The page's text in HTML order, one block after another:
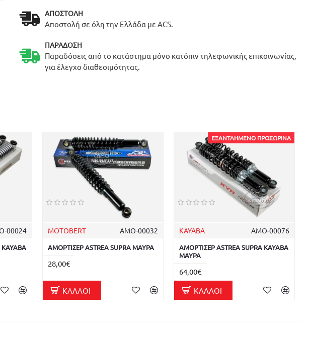
ΑΠΟΣΤΟΛΉ
Αποστολή σε όλη την Ελλάδα με ACS.
ΠΑΡΆΔΟΣΗ
Παραδόσεις από το κατάστημα μόνο κατόπιν τηλεφωνικής επικοινωνίας,
για έλεγχο διαθεσιμότητας.
00024 MOTOBERT ΑΜΟ-00032
ΑΜΟΡΤΙΣΕΡ ASTREA SUPRA ΜΑΥΡΑ
28,00€
ΚΑΛΆΘΙ
ΕΞΑΝΤΛΗΜΈΝΟ ΠΡΟΣΩΡΙΝΆ
KAYABA ΑΜΟ-00076
ΑΜΟΡΤΙΣΕΡ ASTREA SUPRA KAYABA
ΜΑΥΡΑ
64,00€
ΚΑΛΆΘΙ